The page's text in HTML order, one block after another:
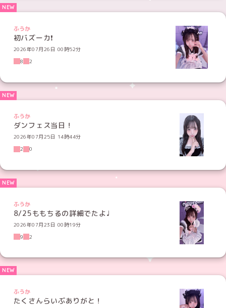
ふうか
初バズーカ❗️
2026年07月26日 00時52分
8
2
ふうか
ダンフェス当日！
2026年07月25日 14時44分
2
0
ふうか
8/25ももちるの詳細でたよ♩
2026年07月23日 00時19分
9
2
ふうか
たくさんらいぶありがと！